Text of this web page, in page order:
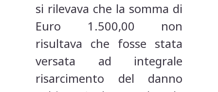
si rilevava che la somma di
Euro 1.500,00 non
risultava che fosse stata
versata ad integrale
risarcimento del danno